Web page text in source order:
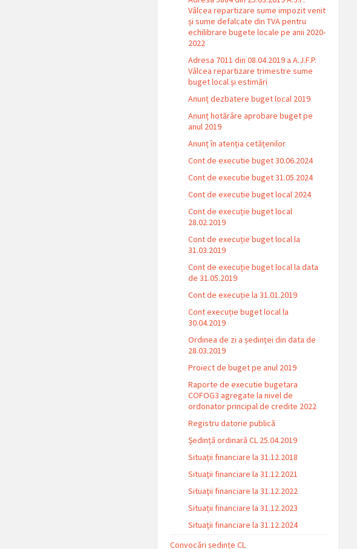
Vâlcea repartizare sume impozit venit
și sume defalcate din TVA pentru
echilibrare bugete locale pe anii 2020-
2022
Adresa 7011 din 08.04.2019 a A.J.F.P.
Vâlcea repartizare trimestre sume
buget local și estimări
Anunț dezbatere buget local 2019
Anunț hotărâre aprobare buget pe
anul 2019
Anunț în atenția cetățenilor
Cont de executie buget 30.06.2024
Cont de executie buget 31.05.2024
Cont de executie buget local 2024
Cont de execuție buget local
28.02.2019
Cont de execuție buget local la
31.03.2019
Cont de execuție buget local la data
de 31.05.2019
Cont de execuție la 31.01.2019
Cont execuție buget local la
30.04.2019
Ordinea de zi a ședinței din data de
28.03.2019
Proiect de buget pe anul 2019
Raporte de executie bugetara
COFOG3 agregate la nivel de
ordonator principal de credite 2022
Registru datorie publică
Ședință ordinară CL 25.04.2019
Situații financiare la 31.12.2018
Situaţii financiare la 31.12.2021
Situaţii financiare la 31.12.2022
Situații financiare la 31.12.2023
Situaţii financiare la 31.12.2024
Convocări ședințe CL